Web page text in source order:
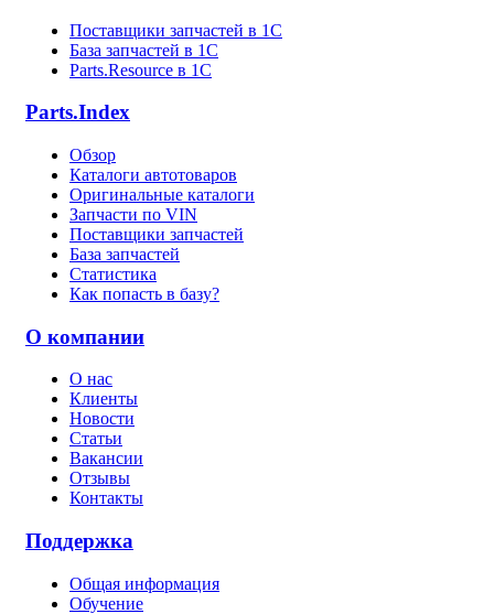
Поставщики запчастей в 1C
База запчастей в 1С
Parts.Resource в 1C
Parts.Index
Обзор
Каталоги автотоваров
Оригинальные каталоги
Запчасти по VIN
Поставщики запчастей
База запчастей
Статистика
Как попасть в базу?
О компании
О нас
Клиенты
Новости
Статьи
Вакансии
Отзывы
Контакты
Поддержка
Общая информация
Обучение